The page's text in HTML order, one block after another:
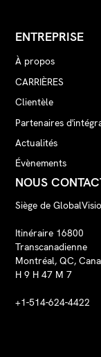
ENTREPRISE
À propos
CARRIÈRES
Clientèle
Partenaires
Actualités
Évènements
NOUS
Siège de
Itinéraire 16800
Transcanadienne
Montréal, QC,
H 9 H 47 M 7
+1-514-624-4422